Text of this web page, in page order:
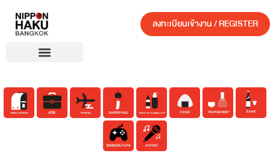
ลงทะเบียนเข้างาน / REGISTER